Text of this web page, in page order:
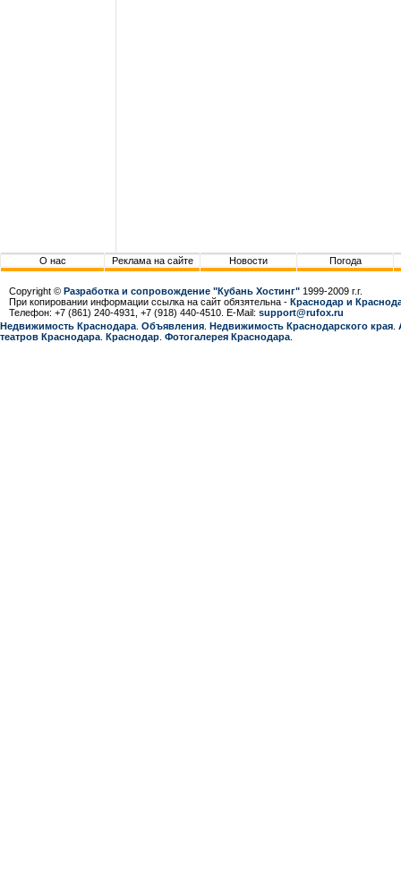
О нас Реклама на сайте Новости Погода
Copyright © Разработка и сопровождение "Кубань Хостинг" 1999-2009 г.г.
При копировании информации ссылка на сайт обязятельна - Краснодар и
Телефон: +7 (861) 240-4931, +7 (918) 440-4510. E-Mail: support@rufox.ru
Недвижимость Краснодара Объявления Недвижимость Краснодарcкого края
театров Краснодара Краснодар Фотогалерея Краснодара